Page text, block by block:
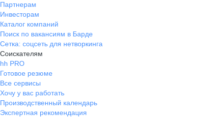
Партнерам
Инвесторам
Каталог компаний
Поиск по вакансиям в Барде
Сетка: соцсеть для нетворкинга
Соискателям
hh PRO
Готовое резюме
Все сервисы
Хочу у вас работать
Производственный календарь
Экспертная рекомендация